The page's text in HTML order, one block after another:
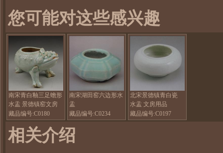
您可能对这些感兴趣
南宋青白釉三足蟾形
水盂 景德镇窑文房
用品
藏品编号:C0180
南宋湖田窑六边形水
盂
藏品编号:C0234
北宋景德镇青白瓷
水盂 文房用品
藏品编号:C0197
相关介绍